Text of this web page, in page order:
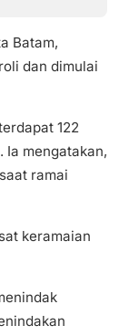
Batam,
dan dimulai
122
Ia mengatakan,
ramai
keramaian